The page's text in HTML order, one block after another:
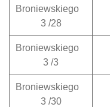
Broniewskiego
3 /28
Broniewskiego
3 /3
Broniewskiego
3 /30